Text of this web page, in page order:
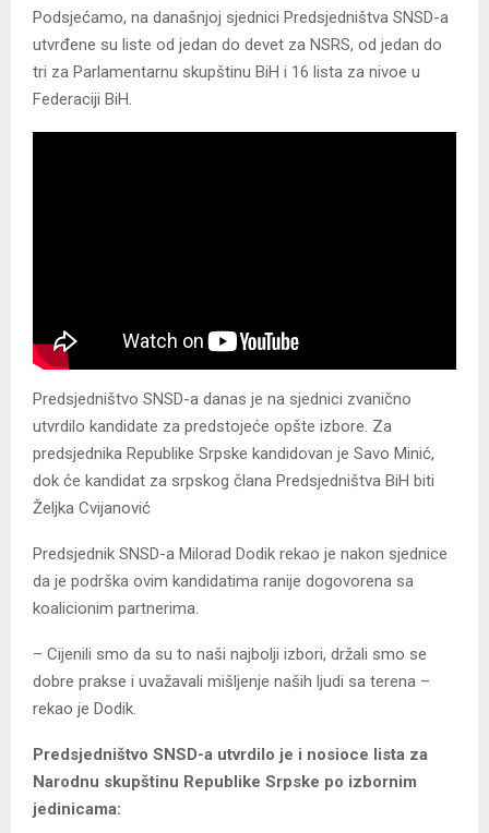
Podsjećamo, na današnjoj sjednici Predsjedništva SNSD-a
utvrđene su liste od jedan do devet za NSRS, od jedan do
tri za Parlamentarnu skupštinu BiH i 16 lista za nivoe u
Federaciji BiH.
Predsjedništvo SNSD-a danas je na sjednici zvanično
utvrdilo kandidate za predstojeće opšte izbore. Za
predsjednika Republike Srpske kandidovan je Savo Minić,
dok će kandidat za srpskog člana Predsjedništva BiH biti
Željka Cvijanović
Predsjednik SNSD-a Milorad Dodik rekao je nakon sjednice
da je podrška ovim kandidatima ranije dogovorena sa
koalicionim partnerima.
– Cijenili smo da su to naši najbolji izbori, držali smo se
dobre prakse i uvažavali mišljenje naših ljudi sa terena –
rekao je Dodik.
Predsjedništvo SNSD-a utvrdilo je i nosioce lista za
Narodnu skupštinu Republike Srpske po izbornim
jedinicama: